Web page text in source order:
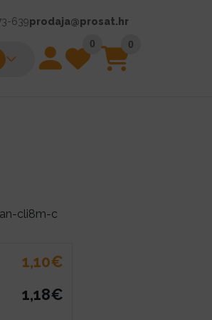
639prodaja@prosat.hr
0 0
cli8m-c
1,10€
1,18€